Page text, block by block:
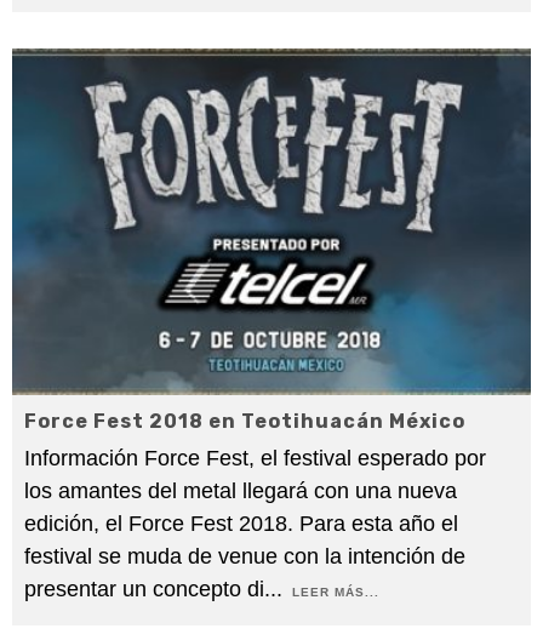
Force Fest 2018 en Teotihuacán México
Información Force Fest, el festival esperado por
los amantes del metal llegará con una nueva
edición, el Force Fest 2018. Para esta año el
festival se muda de venue con la intención de
presentar un concepto di... LEER MÁS...